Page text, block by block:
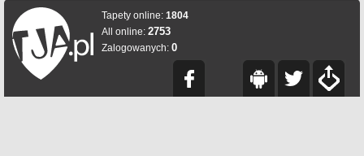
Tapety online: 1804
All online: 2753
Zalogowanych: 0